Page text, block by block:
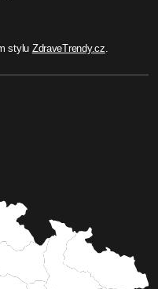
stylu ZdraveTrendy.cz